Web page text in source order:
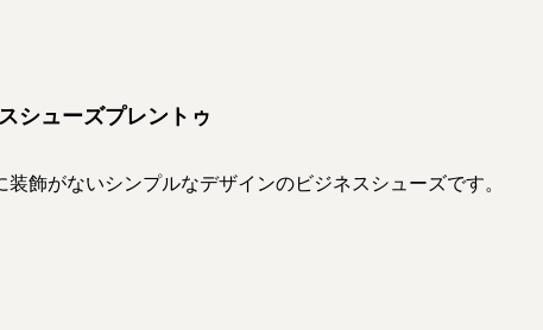
シューズプレントゥ
装飾がないシンプルなデザインのビジネスシューズです。